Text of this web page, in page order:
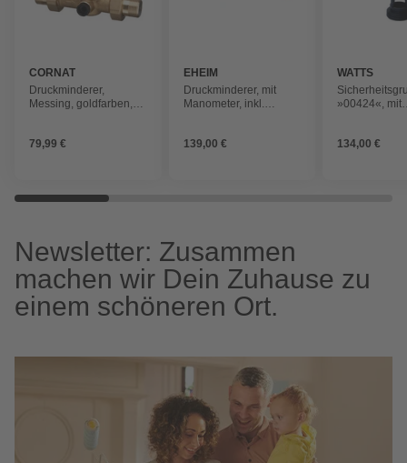
CORNAT
Druckminderer,
Messing, goldfarben,
79,99 €
EHEIM
Druckminderer, mit
Manometer, inkl.
139,00 €
WATTS
»00424«, mit
134,00 €
Newsletter: Zusammen
machen wir Dein Zuhause zu
einem schöneren Ort.